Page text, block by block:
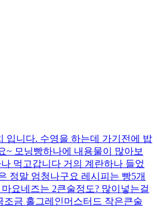
입니다. 수영을 하는데 가기전에 밥
~ 모닝빵하나에 내용물이 많아보
먹고갑니다 거의 계란하나 들었
정말 엄청나구요 레시피는 빵5개
요네즈는 2큰술정도? 많이넣는걸
조금 홀그레인머스터드 작은큰술